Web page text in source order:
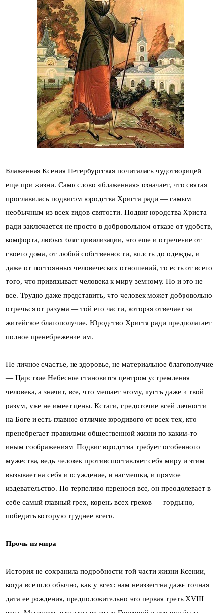
Блаженная Ксения Петербургская почиталась чудотворицей
еще при жизни. Само слово «блаженная» означает, что святая
прославилась подвигом юродства Христа ради — самым
необычным из всех видов святости. Подвиг юродства Христа
ради заключается не просто в добровольном отказе от удобств,
комфорта, любых благ цивилизации, это еще и отречение от
своего дома, от любой собственности, вплоть до одежды, и
даже от постоянных человеческих отношений, то есть от всего
того, что привязывает человека к миру земному. Но и это не
все. Трудно даже представить, что человек может добровольно
отречься от разума — той его части, которая отвечает за
житейское благополучие. Юродство Христа ради предполагает
полное пренебрежение им.
Не личное счастье, не здоровье, не материальное благополучие
— Царствие Небесное становится центром устремления
человека, а значит, все, что мешает этому, пусть даже и твой
разум, уже не имеет цены. Кстати, средоточие всей личности
на Боге и есть главное отличие юродивого от всех тех, кто
пренебрегает правилами общественной жизни по каким-то
иным соображениям. Подвиг юродства требует особенного
мужества, ведь человек противопоставляет себя миру и этим
вызывает на себя и осуждение, и насмешки, и прямое
издевательство. Но терпеливо перенося все, он преодолевает в
себе самый главный грех, корень всех грехов — гордыню,
победить которую труднее всего.
Прочь из мира
История не сохранила подробности той части жизни Ксении,
когда все шло обычно, как у всех: нам неизвестна даже точная
дата ее рождения, предположительно это первая треть XVIII